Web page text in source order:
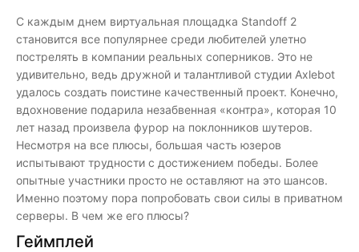
С каждым днем виртуальная площадка Standoff 2
становится все популярнее среди любителей улетно
пострелять в компании реальных соперников. Это не
удивительно, ведь дружной и талантливой студии Axlebot
удалось создать поистине качественный проект. Конечно,
вдохновение подарила незабвенная «контра», которая 10
лет назад произвела фурор на поклонников шутеров.
Несмотря на все плюсы, большая часть юзеров
испытывают трудности с достижением победы. Более
опытные участники просто не оставляют на это шансов.
Именно поэтому пора попробовать свои силы в приватном
серверы. В чем же его плюсы?
Геймплей